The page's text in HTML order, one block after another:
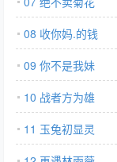
08 收你妈.的钱
09 你不是我妹
10 战者方为雄
11 玉兔初显灵